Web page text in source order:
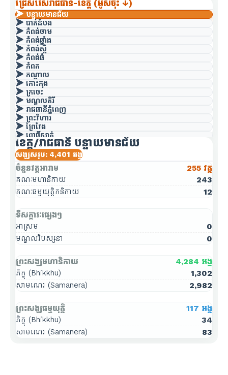
ជ្រើសរើសរាជធានី-ខេត្ត (អូសចុះ ↓)
➤ បន្ទាយមានជ័យ
➤ បាត់ដំបង
➤ កំពង់ចាម
➤ កំំពង់ឆ្នាំង
➤ កំពង់់ស្ពឺ
➤ កំពង់ធំ
➤ កំពត
➤ កណ្ដាល
➤ កោះកុង
➤ ក្រចេះ
➤ មណ្ឌលគិរី
➤ រាជធានីភ្នំពេញ
➤ ព្រះវិហារ
➤ ព្រៃវែង
➤ ពោធិ៍សាត់
➤ រតនគិរី
➤ សៀមរាប
➤ ព្រះសីហនុ
➤ ស្ទឹងត្រែង
➤ ស្វាយរៀង
➤ ឧត្ដរមានជ័យ
➤ ប៉ៃលិន
➤ ត្បូងឃ្មុំ
ខេត្ត/រាជធានី បន្ទាយមានជ័យ
សង្ឃសរុប: 4,401 អង្គ
ចំនួនវត្តអារាម 255 វត្ត
គណៈមហានិកាយ 243
គណៈធម្មយុត្តិកនិកាយ 12
ទីសក្ការៈផ្សេងៗ
អាស្រម 0
មណ្ឌលវិបស្សនា 0
ព្រះសង្ឃមហានិកាយ 4,284 អង្គ
ភិក្ខុ (Bhikkhu) 1,302
សាមណេរ (Samanera) 2,982
ព្រះសង្ឃធម្មយុត្តិ 117 អង្គ
ភិក្ខុ (Bhikkhu) 34
សាមណេរ (Samanera) 83